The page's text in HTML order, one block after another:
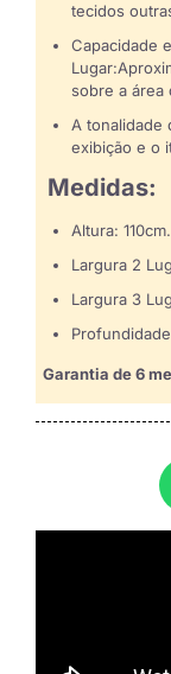
tecidos
Capacidade
sobre a área
A tonalidade
exibição e o
Medidas:
Altura: 110cm.
Largura 2
Largura 3
Garantia de 6